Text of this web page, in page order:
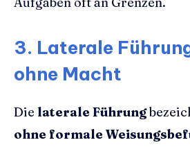
3. Laterale
ohne Macht
Die laterale Führung
ohne formale